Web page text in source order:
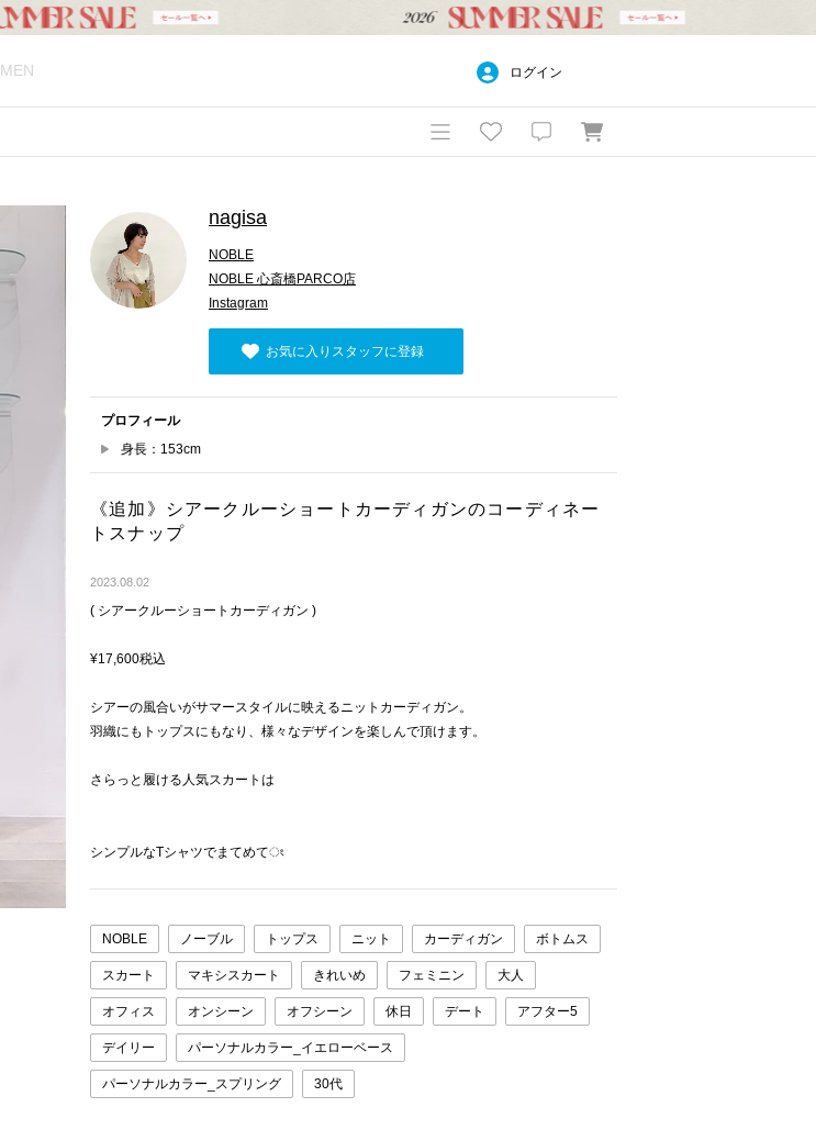
MEN ログイン
nagisa
NOBLE
NOBLE 心斎橋PARCO店
Instagram
お気に入りスタッフに登録
プロフィール
身長：153cm
《追加》シアークルーショートカーディガンのコーディネー
トスナップ
2023.08.02
( シアークルーショートカーディガン )
¥17,600税込
シアーの風合いがサマースタイルに映えるニットカーディガン。
羽織にもトップスにもなり、様々なデザインを楽しんで頂けます。
さらっと履ける人気スカートは
シンプルなTシャツでまてめてং
NOBLE ノーブル トップス ニット カーディガン ボトムス
スカート マキシスカート きれいめ フェミニン 大人
オフィス オンシーン オフシーン 休日 デート アフター5
デイリー パーソナルカラー_イエローベース
パーソナルカラー_スプリング 30代